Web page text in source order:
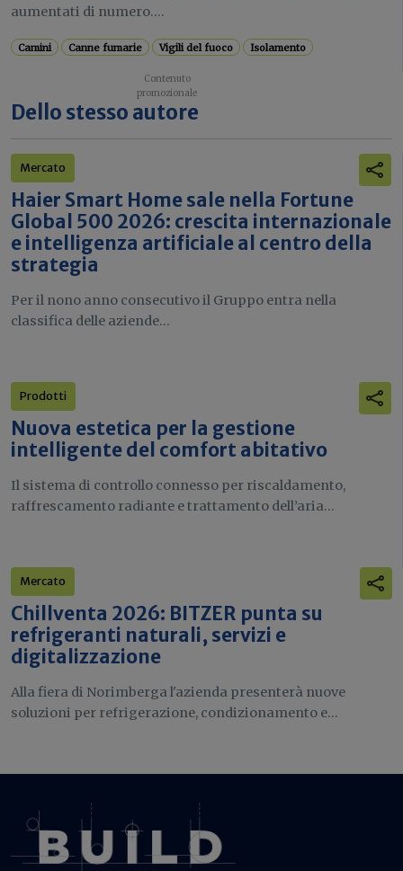
aumentati di numero....
Camini Canne fumarie Vigili del fuoco Isolamento
Dello stesso autore
Mercato
Haier Smart Home sale nella Fortune
Global 500 2026: crescita internazionale
e intelligenza artificiale al centro della
strategia
Per il nono anno consecutivo il Gruppo entra nella
classifica delle aziende...
Prodotti
Nuova estetica per la gestione
intelligente del comfort abitativo
Il sistema di controllo connesso per riscaldamento,
raffrescamento radiante e trattamento dell’aria...
Mercato
Chillventa 2026: BITZER punta su
refrigeranti naturali, servizi e
digitalizzazione
Alla fiera di Norimberga l'azienda presenterà nuove
soluzioni per refrigerazione, condizionamento e...